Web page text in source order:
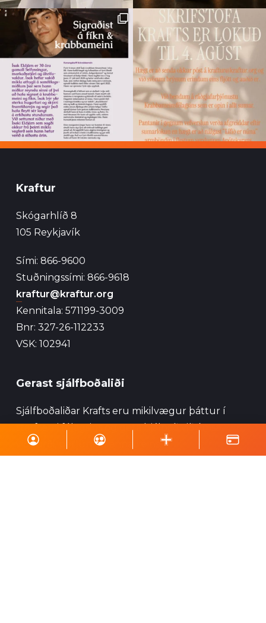
Kraftur
Skógarhlíð 8
105 Reykjavík
Sími: 866-9600
Stuðningssími: 866-9618
kraftur@kraftur.org
Kennitala: 571199-3009
Bnr: 327-26-112233
VSK: 102941
Gerast sjálfboðaliði
Sjálfboðaliðar Krafts eru mikilvægur þáttur í
starfsemi félagsins og geta hjálpað við ýmsa
viðburði, perlun og annað eins.